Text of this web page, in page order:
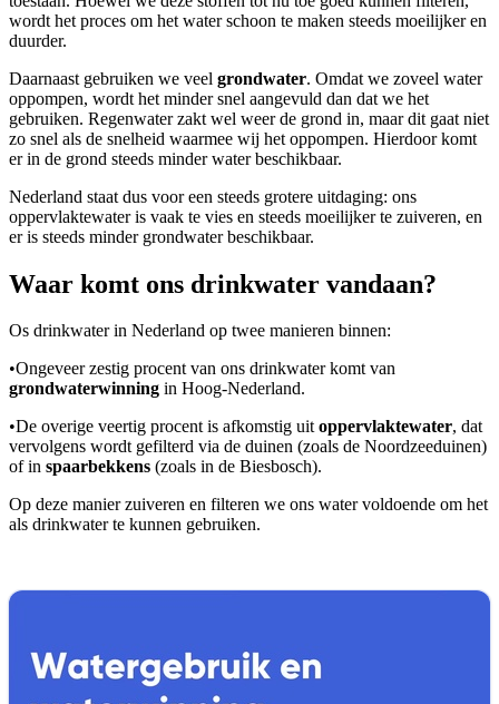
wordt het proces om het water schoon te maken steeds moeilijker en
duurder.
Daarnaast gebruiken we veel grondwater. Omdat we zoveel water
oppompen, wordt het minder snel aangevuld dan dat we het
gebruiken. Regenwater zakt wel weer de grond in, maar dit gaat niet
zo snel als de snelheid waarmee wij het oppompen. Hierdoor komt
er in de grond steeds minder water beschikbaar.
Nederland staat dus voor een steeds grotere uitdaging: ons
oppervlaktewater is vaak te vies en steeds moeilijker te zuiveren, en
er is steeds minder grondwater beschikbaar.
Waar komt ons drinkwater vandaan?
Os drinkwater in Nederland op twee manieren binnen:
•Ongeveer zestig procent van ons drinkwater komt van
grondwaterwinning in Hoog-Nederland.
•De overige veertig procent is afkomstig uitoppervlaktewater, dat
vervolgens wordt gefilterd via de duinen (zoals de Noordzeeduinen)
of in spaarbekkens (zoals in de Biesbosch).
Op deze manier zuiveren en filteren we ons water voldoende om het
als drinkwater te kunnen gebruiken.